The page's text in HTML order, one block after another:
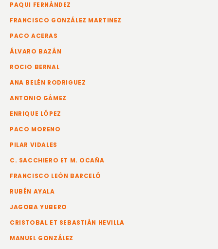
PAQUI FERNÁNDEZ
FRANCISCO GONZÁLEZ MARTINEZ
PACO ACERAS
ÁLVARO BAZÁN
ROCIO BERNAL
ANA BELÉN RODRIGUEZ
ANTONIO GÁMEZ
ENRIQUE LÓPEZ
PACO MORENO
PILAR VIDALES
C. SACCHIERO ET M. OCAÑA
FRANCISCO LEÓN BARCELÓ
RUBÉN AYALA
JAGOBA YUBERO
CRISTOBAL ET SEBASTIÁN HEVILLA
MANUEL GONZÁLEZ